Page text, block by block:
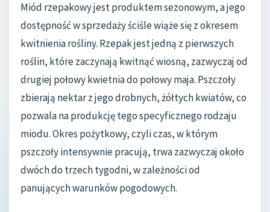
Miód rzepakowy jest produktem sezonowym, a jego
dostępność w sprzedaży ściśle wiąże się z okresem
kwitnienia rośliny. Rzepak jest jedną z pierwszych
roślin, które zaczynają kwitnąć wiosną, zazwyczaj od
drugiej połowy kwietnia do połowy maja. Pszczoły
zbierają nektar z jego drobnych, żółtych kwiatów, co
pozwala na produkcję tego specyficznego rodzaju
miodu. Okres pożytkowy, czyli czas, w którym
pszczoły intensywnie pracują, trwa zazwyczaj około
dwóch do trzech tygodni, w zależności od
panujących warunków pogodowych.